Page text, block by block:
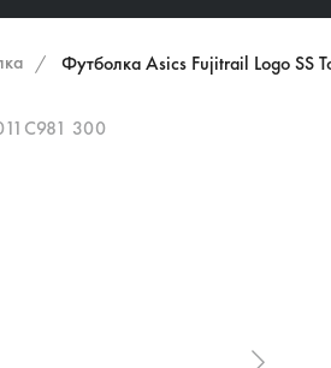
/ Футболка Asics Fujitrail Logo SS
300